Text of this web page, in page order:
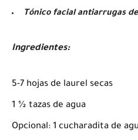
Tónico facial antiarrugas
Ingredientes:
5-7 hojas de laurel secas
1 ½ tazas de agua
Opcional: 1 cucharadita de